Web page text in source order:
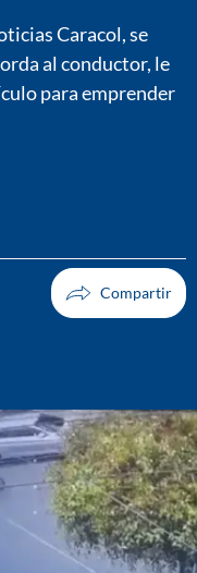
Caracol, se
al conductor, le
para emprender